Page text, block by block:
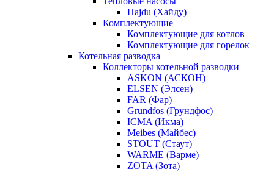
Hajdu (Хайду)
Комплектующие
Комплектующие для котлов
Комплектующие для горелок
Котельная разводка
Коллекторы котельной разводки
ASKON (АСКОН)
ELSEN (Элсен)
FAR (Фар)
Grundfos (Грундфос)
ICMA (Икма)
Meibes (Майбес)
STOUT (Стаут)
WARME (Варме)
ZOTA (Зота)